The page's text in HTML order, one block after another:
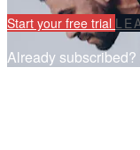
Start your free trial
Already subscribed?